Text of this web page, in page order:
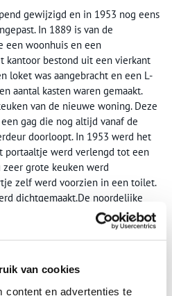
van cookies
content en advertenties te
gewijzigd en in 1953 nog eens
In 1889 is van de
een woonhuis en een
kantoor bestond uit een vierkant
loket was aangebracht en een L-
aantal kasten waren gemaakt.
van de nieuwe woning. Deze
gag die nog altijd vanaf de
doorloopt. In 1953 werd het
portaaltje werd verlengd tot een
zeer grote keuken werd
zelf werd voorzien in een toilet.
dichtgemaakt.De noordelijke
met treden naar een
een gemetselde trap naar de
de gang geeft een in te
is in 1953 uitgebreid tot